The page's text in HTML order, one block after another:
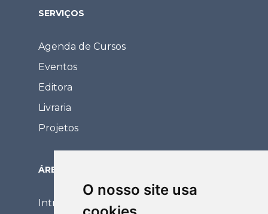
O nosso site usa
SERVIÇOS
Agenda de Cursos
Eventos
Editora
Livraria
Projetos
ÁREA RESTRITA
Intranet